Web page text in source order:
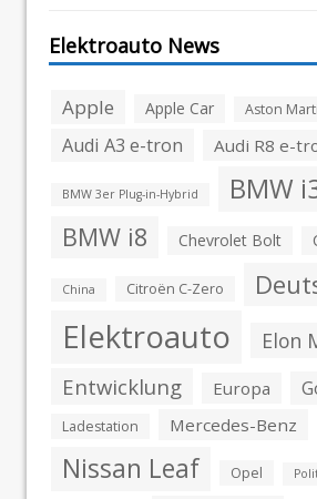
Elektroauto News
Apple Apple Car Aston
Audi A3 e-tron Audi R8 e-
BMW 3er Plug-in-Hybrid BMW
BMW i8 Chevrolet Bolt
China Citroën C-Zero
Elektroauto Elon
Entwicklung Europa
Ladestation Mercedes-Benz
Nissan Leaf Opel